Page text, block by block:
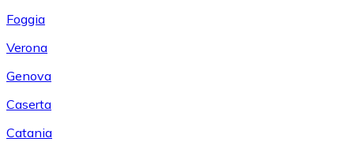
Foggia
Verona
Genova
Caserta
Catania